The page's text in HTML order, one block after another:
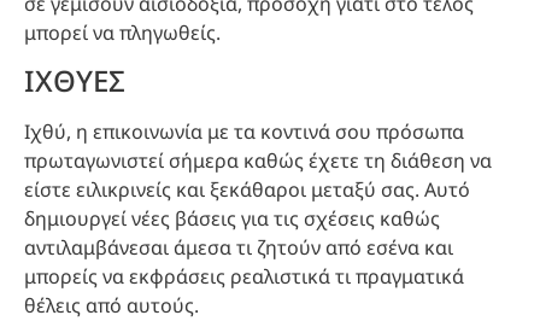
μπορεί να πληγωθείς.
ΙΧΘΥΕΣ
Ιχθύ, η επικοινωνία με τα κοντινά σου πρόσωπα
πρωταγωνιστεί σήμερα καθώς έχετε τη διάθεση να
είστε ειλικρινείς και ξεκάθαροι μεταξύ σας. Αυτό
δημιουργεί νέες βάσεις για τις σχέσεις καθώς
αντιλαμβάνεσαι άμεσα τι ζητούν από εσένα και
μπορείς να εκφράσεις ρεαλιστικά τι πραγματικά
θέλεις από αυτούς.